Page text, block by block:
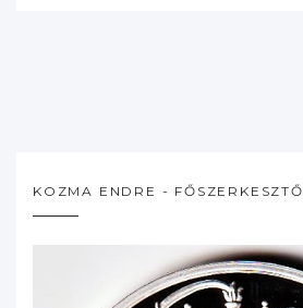
KOZMA ENDRE - FŐSZERKESZTŐ